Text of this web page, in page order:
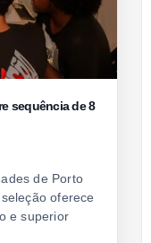
sequência de 8
de Porto
oferece
e superior